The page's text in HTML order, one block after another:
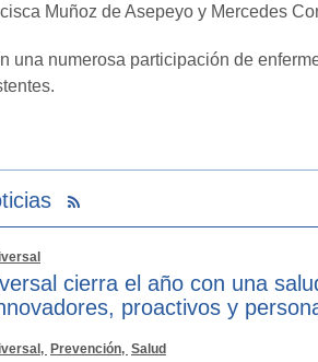
Muñoz de Asepeyo y Mercedes
una numerosa participación de
cierra el año con una
proactivos y
Prevención, Salud